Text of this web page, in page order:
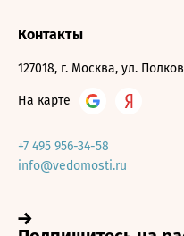
Контакты
127018, г. Москва, ул.
На карте
+7 495 956-34-58
info@vedomosti.ru